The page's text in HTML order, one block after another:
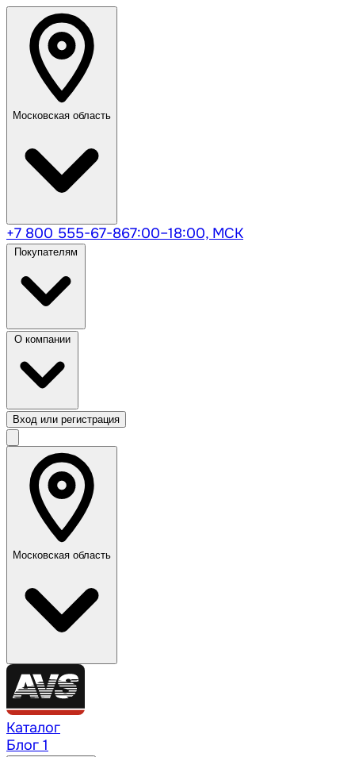
Московская область
+7 800 555-67-867:00–18:00, МСК
Вход или регистрация
Московская область
Каталог
Блог 1